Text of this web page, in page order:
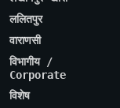
ललितपुर
वाराणसी
विभागीय /
Corporate
विशेष